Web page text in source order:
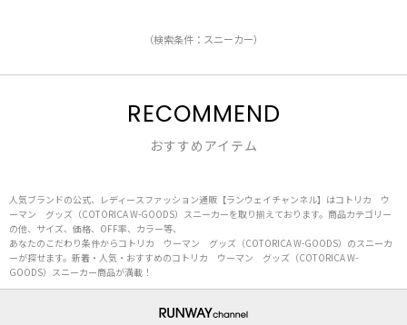
（検索条件：スニーカー）
RECOMMEND
おすすめアイテム
人気ブランドの公式、レディースファッション通販【ランウェイチャンネル】はコトリカ ウ
ーマン グッズ（COTORICA W-GOODS）スニーカーを取り揃えております。商品カテゴリー
の他、サイズ、価格、OFF率、カラー等、
あなたのこだわり条件からコトリカ ウーマン グッズ（COTORICA W-GOODS）のスニーカ
ーが探せます。新着・人気・おすすめのコトリカ ウーマン グッズ（COTORICA W-
GOODS）スニーカー商品が満載！